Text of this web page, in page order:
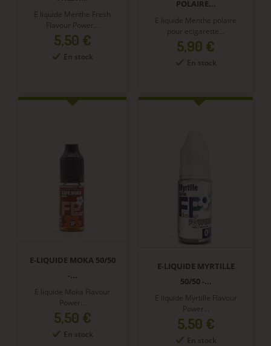
E liquide Menthe Fresh
Flavour Power...
Prix
5,50 €
En stock
POLAIRE...
E liquide Menthe polaire
pour ecigarette...
Prix
5,90 €
En stock
E-LIQUIDE MOKA 50/50
-...
E liquide Moka Flavour
Power...
Prix
5,50 €
En stock
E-LIQUIDE MYRTILLE
50/50 -...
E liquide Myrtille Flavour
Power...
Prix
5,50 €
En stock